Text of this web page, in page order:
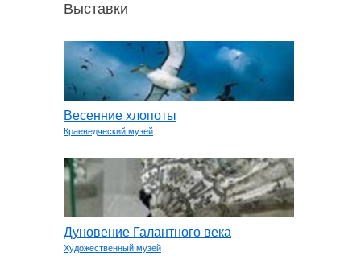
Выставки
Весенние хлопоты
Краеведческий музей
Дуновение Галантного века
Художественный музей